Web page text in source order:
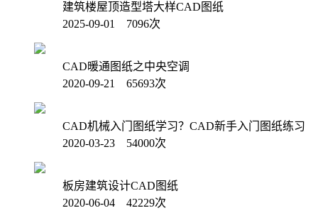
建筑楼屋顶造型塔大样CAD图纸
2025-09-01 7096次
CAD暖通图纸之中央空调
2020-09-21 65693次
CAD机械入门图纸学习？CAD新手入门图纸练习
2020-03-23 54000次
板房建筑设计CAD图纸
2020-06-04 42229次